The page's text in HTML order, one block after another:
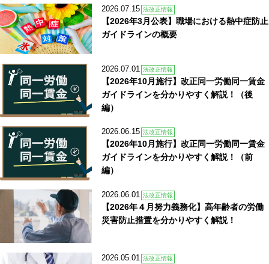
2026.07.15 法改正情報
【2026年3月公表】職場における熱中症防止
ガイドラインの概要
2026.07.01 法改正情報
【2026年10月施行】改正同一労働同一賃金
ガイドラインを分かりやすく解説！（後
編）
2026.06.15 法改正情報
【2026年10月施行】改正同一労働同一賃金
ガイドラインを分かりやすく解説！（前
編）
2026.06.01 法改正情報
【2026年４月努力義務化】高年齢者の労働
災害防止措置を分かりやすく解説！
2026.05.01 法改正情報